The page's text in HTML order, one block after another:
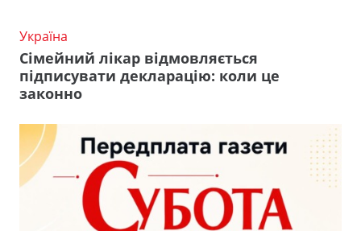
Україна
Сімейний лікар відмовляється
підписувати декларацію: коли це
законно